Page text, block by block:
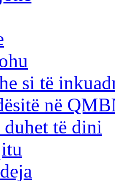
si të
në
duhet të dini